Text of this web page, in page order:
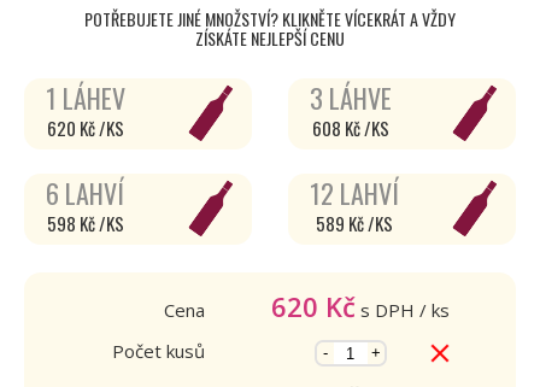
POTŘEBUJETE JINÉ MNOŽSTVÍ? KLIKNĚTE VÍCEKRÁT A VŽDY
ZÍSKÁTE NEJLEPŠÍ CENU
1 LÁHEV
620 Kč /KS
3 LÁHVE
608 Kč /KS
6 LAHVÍ
598 Kč /KS
12 LAHVÍ
589 Kč /KS
Cena 620 Kč s DPH / ks
Počet kusů
- +